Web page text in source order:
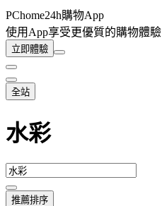
PChome24h購物App
使用App享受更優質的購物體驗
立即體驗
全站
水彩
推薦排序